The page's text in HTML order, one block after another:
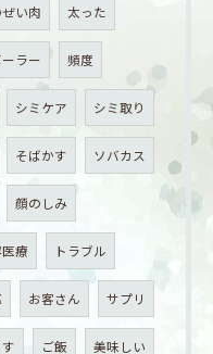
い肉 太った
ラー 頻度
シミケア シミ取り
そばかす ソバカス
顔のしみ
療 トラブル
お客さん サプリ
ご飯 美味しい